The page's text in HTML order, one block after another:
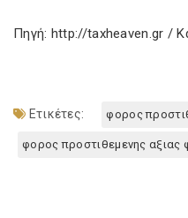
Πηγή: http://taxheaven.gr /
Ετικέτες: φορος
φορος προστιθεμενης αξιας